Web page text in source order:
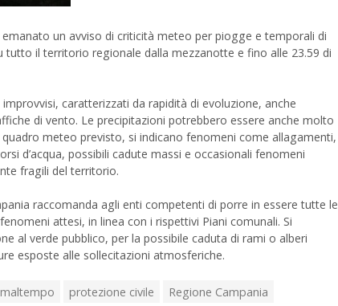
un avviso di criticità meteo per piogge e temporali di
tutto il territorio regionale dalla mezzanotte e fino alle 23.59 di
caratterizzati da rapidità di evoluzione, anche
di vento. Le precipitazioni potrebbero essere anche molto
meteo previsto, si indicano fenomeni come allagamenti,
d’acqua, possibili cadute massi e occasionali fenomeni
fragili del territorio.
raccomanda agli enti competenti di porre in essere tutte le
attesi, in linea con i rispettivi Piani comunali. Si
al verde pubblico, per la possibile caduta di rami o alberi
esposte alle sollecitazioni atmosferiche.
maltempo protezione civile
Regione Campania